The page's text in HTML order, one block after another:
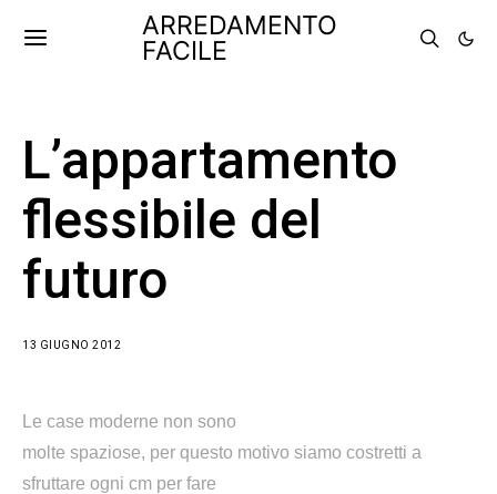
ARREDAMENTO
FACILE
L’appartamento
flessibile del
futuro
13 GIUGNO 2012
Le case moderne non sono
molte spaziose, per questo motivo siamo costretti a
sfruttare ogni cm per fare